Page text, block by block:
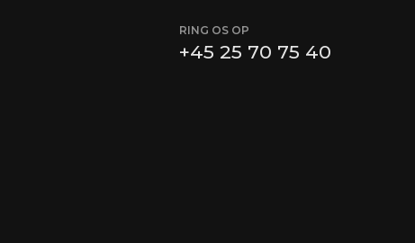
RING OS OP
+4525 70 75 40